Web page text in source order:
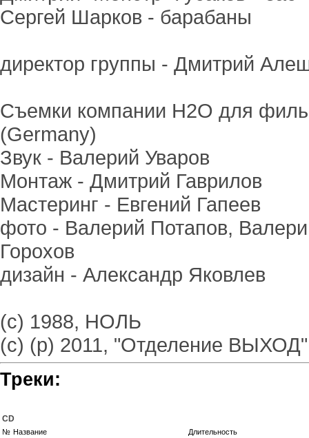
Сергей Шарков - барабаны
директор группы - Дмитрий
Съемки компании H2O для
(Germany)
Звук - Валерий Уваров
Монтаж - Дмитрий Гаврилов
Мастеринг - Евгений Гапеев
фото - Валерий Потапов,
Горохов
дизайн - Александр Яковлев
(с) 1988, НОЛЬ
(с) (р) 2011, "Отделение ВЫХОД"
Треки:
CD
№ Название
Длительность